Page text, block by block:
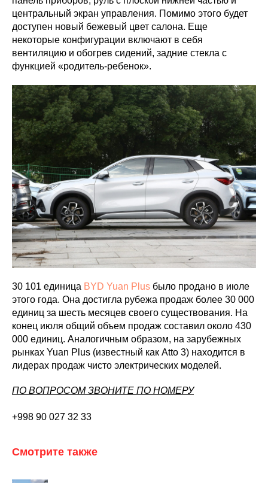
центральный экран управления. Помимо этого будет
доступен новый бежевый цвет салона. Еще
некоторые конфигурации включают в себя
вентиляцию и обогрев сидений, задние стекла с
функцией «родитель-ребенок».
30 101 единица BYD Yuan Plus было продано в июле
этого года. Она достигла рубежа продаж более 30 000
единиц за шесть месяцев своего существования. На
конец июля общий объем продаж составил около 430
000 единиц. Аналогичным образом, на зарубежных
рынках Yuan Plus (известный как Atto 3) находится в
лидерах продаж чисто электрических моделей.
ПО ВОПРОСОМ ЗВОНИТЕ ПО НОМЕРУ
+998 90 027 32 33
Смотрите также